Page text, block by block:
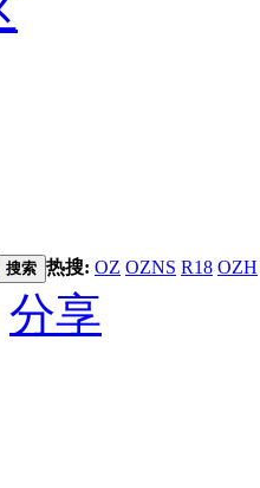
搜索 热搜: OZ OZNS R18 OZH
分享